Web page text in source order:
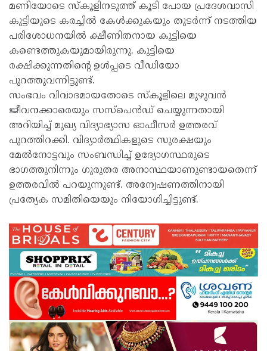
മണിയോടെ സ്‌കൂളിനടുത്ത് കൂടി പോയ പ്രദേശവാസി
കുട്ടിയുടെ കരച്ചില്‍ കേള്‍ക്കുകയും തുടര്‍ന്ന് നടത്തിയ
പരിശോധനയില്‍ ക്ഷീണിതനായ കുട്ടിയെ
കണ്ടെത്തുകയുമായിരുന്നു. കുട്ടിയെ
രക്ഷിക്കുന്നതിന്റെ ഉള്‍പ്പടെ വീഡിയോ
പുറത്തുവന്നിട്ടുണ്ട്.
സംഭവം വിവാദമായതോടെ സ്‌കൂളിലെ മുഴുവന്‍
ജീവനക്കാരെയും സസ്പെന്‍ഡ് ചെയ്യുന്നതായി
അറിയിച്ച് മുഖ്യ വിദ്യാഭ്യാസ ഓഫീസര്‍ ഉത്തരവ്
പുറത്തിറക്കി. വിദ്യാര്‍ത്ഥികളുടെ സുരക്ഷയും
മേല്‍നോട്ടവും സംബന്ധിച്ച് ഉദ്യോഗസ്ഥരുടെ
ഭാഗത്തുനിന്നും ഗുരുതര അനാസ്ഥയാണുണ്ടായതെന്ന്
ഉത്തരവില്‍ പറയുന്നുണ്ട്. അന്വേഷണത്തിനായി
പ്രത്യേക സമിതിയെയും നിയോഗിച്ചിട്ടുണ്ട്.